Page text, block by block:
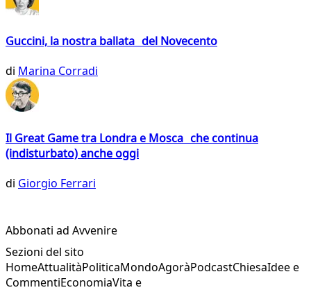
Guccini, la nostra ballata del Novecento
di Marina Corradi
Il Great Game tra Londra e Mosca che continua
(indisturbato) anche oggi
di Giorgio Ferrari
Abbonati ad Avvenire
Sezioni del sito
HomeAttualitàPoliticaMondoAgoràPodcastChiesaIdee e
CommentiEconomiaVita e